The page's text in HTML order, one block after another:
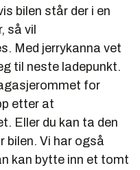
bilen står der i en
så vil
Med jerrykanna vet
til neste ladepunkt.
for
etter at
Eller du kan ta den
bilen. Vi har også
kan bytte inn et tomt